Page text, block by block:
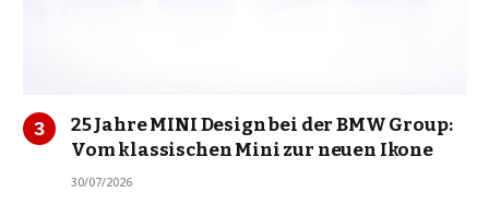
25 Jahre MINI Design bei der BMW Group:
Vom klassischen Mini zur neuen Ikone
30/07/2026